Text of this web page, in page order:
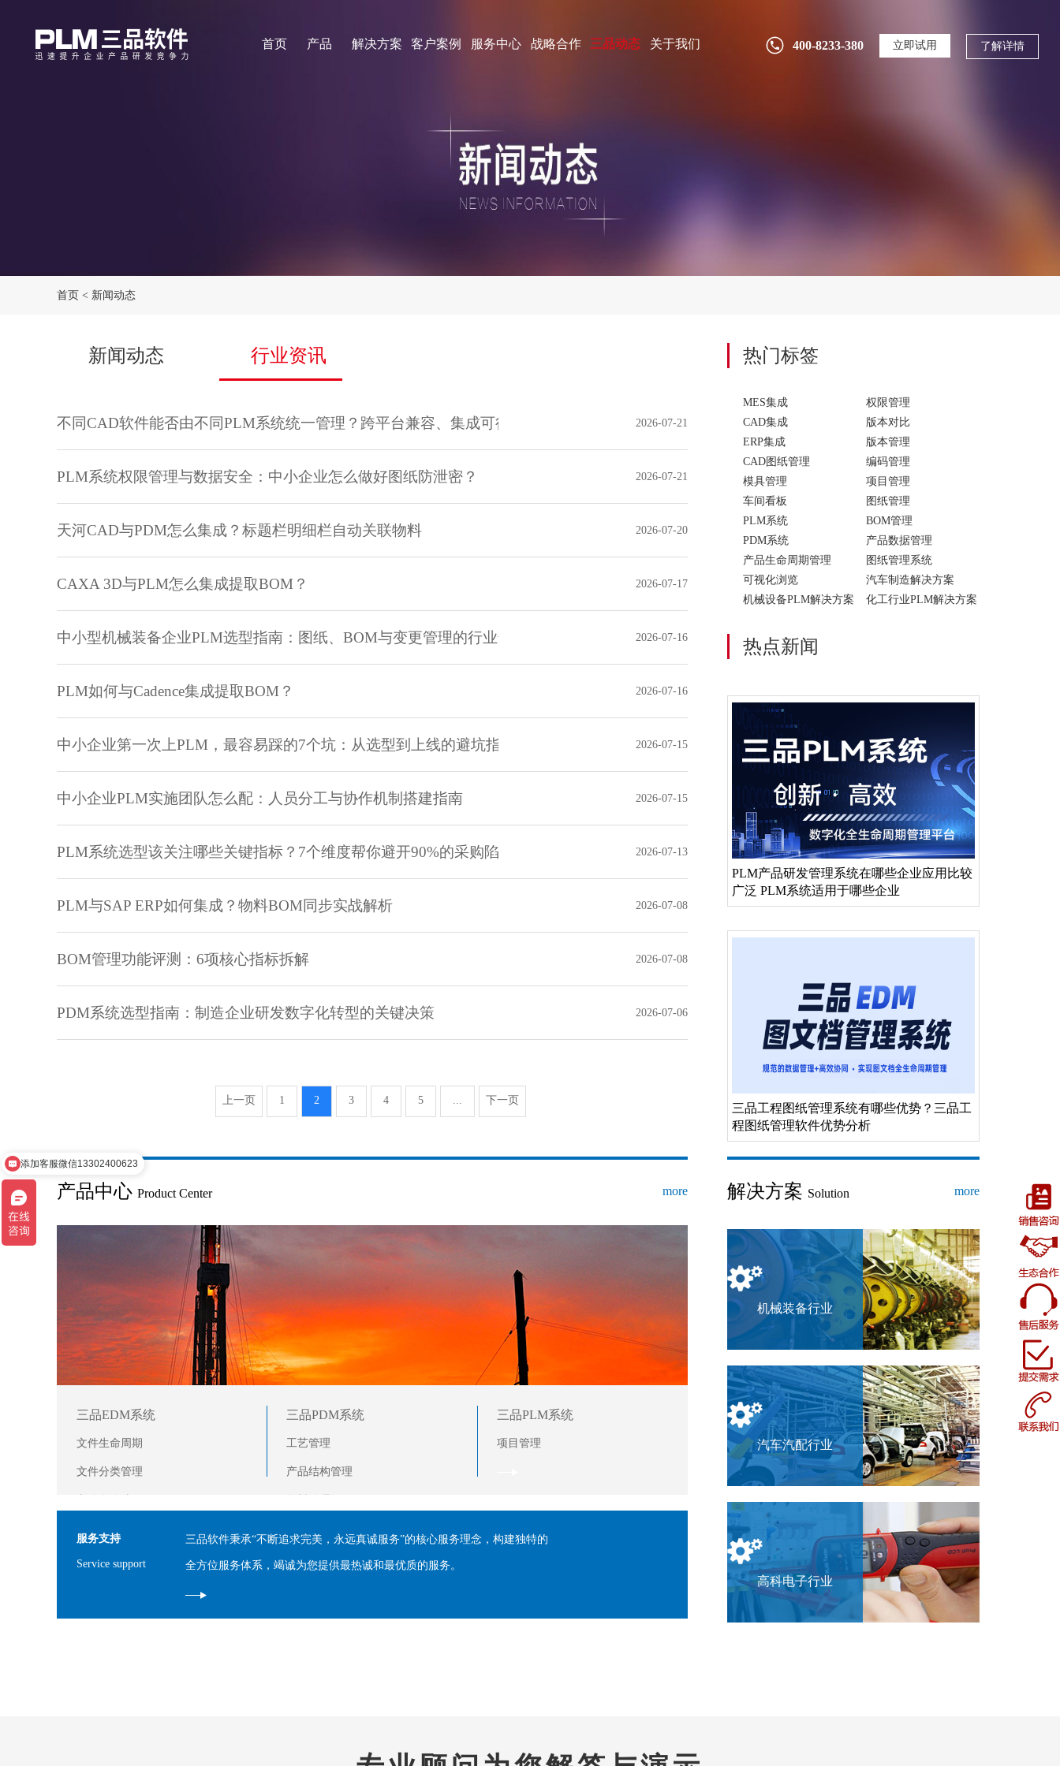
首页 产品 解决方案 客户案例 服务中心 战略合作 三品动态 关于我们 400-8233-380 立即试用 了解详情
首页 < 新闻动态
新闻动态 行业资讯
不同CAD软件能否由不同PLM系统统一管理？跨平台兼容、集成可行性与落地方案 2026-07-21
PLM系统权​限管理与数据安全：中小企业怎么做好图纸防泄密？ 2026-07-21
天河CAD与PDM怎么集成？标题栏明细栏自动关联物料 2026-07-20
CAXA 3D与PLM怎么集成提取BOM？ 2026-07-17
中小型机械装备企业PLM选型指南：图纸、BOM与变更管理的行业适配要点 2026-07-16
PLM如何与Cadence集成提取BOM？ 2026-07-16
中小企业第一次上PLM，最容易踩的7个坑：从选型到上线的避坑指南 2026-07-15
中小企业PLM实施团队怎么配：人员分工与协作机制搭建指南 2026-07-15
PLM系统选型该关注哪些关键指标？7个维度帮你避开90%的采购陷阱 2026-07-13
PLM与SAP ERP如何集成？物料BOM同步实战解析 2026-07-08
BOM管理功能评测：6项核心指标拆解 2026-07-08
PDM系统选型指南：制造企业研发数字化转型的关键决策 2026-07-06
上一页 1 2 3 4 5 ... 下一页
热门标签
MES集成
权限管理
CAD集成
版本对比
ERP集成
版本管理
CAD图纸管理
编码管理
模具管理
项目管理
车间看板
图纸管理
PLM系统
BOM管理
PDM系统
产品数据管理
产品生命周期管理
图纸管理系统
可视化浏览
汽车制造解决方案
机械设备PLM解决方案
化工行业PLM解决方案
热点新闻
PLM产品研发管理系统在哪些企业应用比较
广泛 PLM系统适用于哪些企业
三品工程图纸管理系统有哪些优势？三品工
程图纸管理软件优势分析
产品中心 Product Center more
三品EDM系统
文件生命周期
文件分类管理
文件在线看图浏览
三品PDM系统
工艺管理
产品结构管理
三品PLM系统
项目管理
服务支持
Service support
三品软件秉承“不断追求完美，永远真诚服务”的核心服务理念，构建独特的
全方位服务体系，竭诚为您提供最热诚和最优质的服务。
解决方案 Solution more
机械装备行业
汽车汽配行业
高科电子行业
请问您想了解什么产品呢？